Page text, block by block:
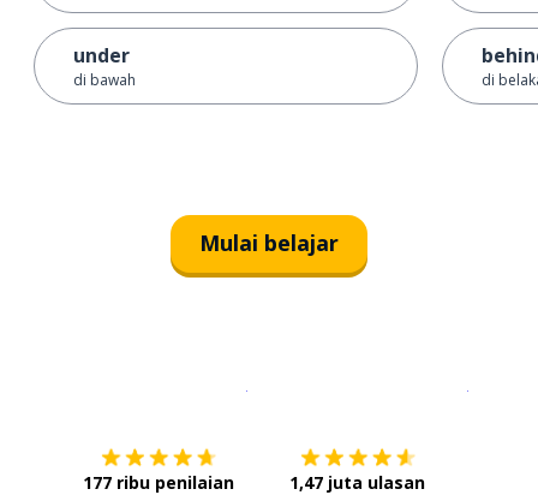
under
di bawah di
Mulai belajar
177 ribu penilaian 1,47 juta ulasan